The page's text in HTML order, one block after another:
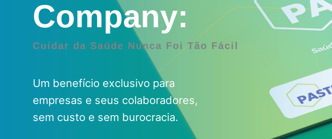
Company:
Cuidar da Saúde Nunca Foi Tão Fácil
Um benefício exclusivo para
empresas e seus colaboradores,
sem custo e sem burocracia.